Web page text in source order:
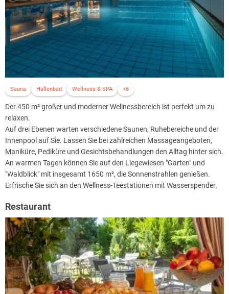
für fünf Personen. Im gesamten Hotel steht den Gästen kostenfreies
WLAN zur Verfügung.
Kulinarisch verwöhnt werden Sie im hoteleigenen Restaurant
Sonnenhof mit 200 Sitzplätzen, das sich im heimelig rustikalen Stil
über drei Ebenen verteilt und viel Gemütlichkeit in besonderem
Charme ausstrahlt.
zur Verfügung, die durch eine Stromtankstelle für Reisende mit
Elektroauto zeitgemäß ergänzt werden.
Sauna Hallenbad Wellness & SPA +6
Der 450 m² großer und moderner Wellnessbereich ist perfekt um zu
relaxen.
Auf drei Ebenen warten verschiedene Saunen, Ruhebereiche und der
Innenpool auf Sie. Lassen Sie bei zahlreichen Massageangeboten,
Maniküre, Pediküre und Gesichtsbehandlungen den Alltag hinter sich.
An warmen Tagen können Sie auf den Liegewiesen "Garten" und
"Waldblick" mit insgesamt 1650 m², die Sonnenstrahlen genießen.
Erfrische Sie sich an den Wellness-Teestationen mit Wasserspender.
Restaurant